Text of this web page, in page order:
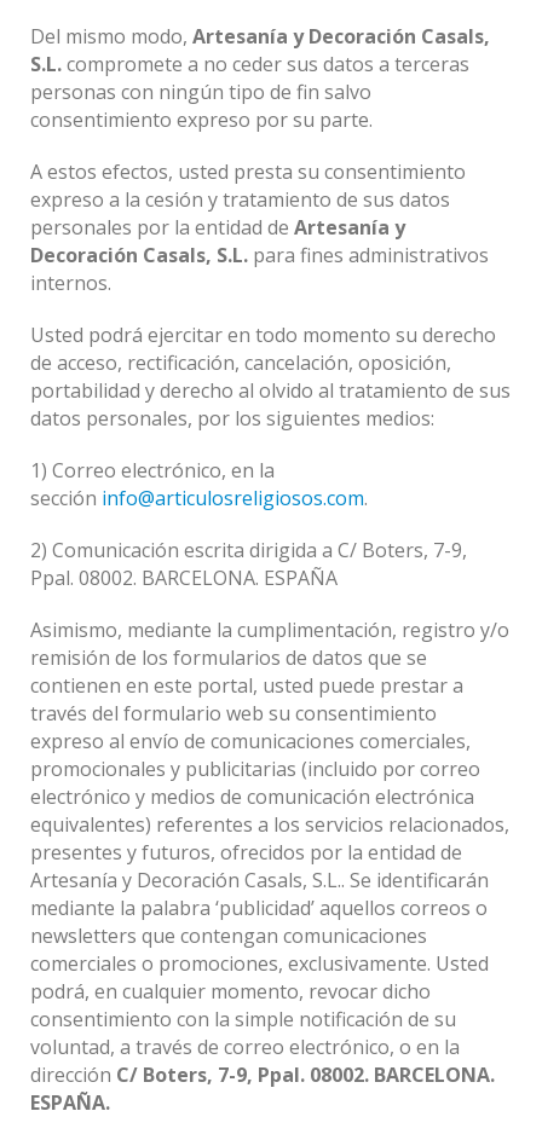
Del mismo modo, Artesanía y Decoración Casals,
S.L.compromete a no ceder sus datos a terceras
personas con ningún tipo de fin salvo
consentimiento expreso por su parte.
A estos efectos, usted presta su consentimiento
expreso a la cesión y tratamiento de sus datos
personales por la entidad de Artesanía y
Decoración Casals, S.L. para fines administrativos
internos.
Usted podrá ejercitar en todo momento su derecho
de acceso, rectificación, cancelación, oposición,
portabilidad y derecho al olvido al tratamiento de sus
datos personales, por los siguientes medios:
1) Correo electrónico, en la
sección info@articulosreligiosos.com.
2) Comunicación escrita dirigida a C/ Boters, 7-9,
Ppal. 08002. BARCELONA. ESPAÑA
Asimismo, mediante la cumplimentación, registro y/o
remisión de los formularios de datos que se
contienen en este portal, usted puede prestar a
través del formulario web su consentimiento
expreso al envío de comunicaciones comerciales,
promocionales y publicitarias (incluido por correo
electrónico y medios de comunicación electrónica
equivalentes) referentes a los servicios relacionados,
presentes y futuros, ofrecidos por la entidad de
Artesanía y Decoración Casals, S.L.. Se identificarán
mediante la palabra ‘publicidad’ aquellos correos o
newsletters que contengan comunicaciones
comerciales o promociones, exclusivamente. Usted
podrá, en cualquier momento, revocar dicho
consentimiento con la simple notificación de su
voluntad, a través de correo electrónico, o en la
dirección C/ Boters, 7-9, Ppal. 08002. BARCELONA.
ESPAÑA.